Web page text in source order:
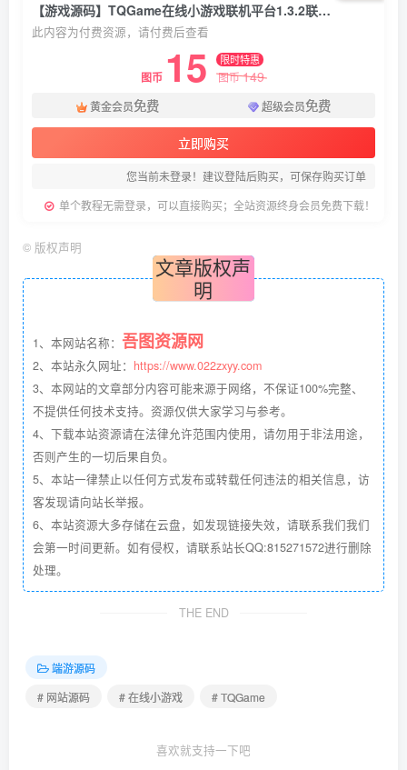
【游戏源码】TQGame在线小游戏联机平台1.3.2联机双人生存游戏 双人游戏联机
此内容为付费资源，请付费后查看
图币 15 限时特惠
图币149
黄金会员免费 超级会员免费
立即购买
您当前未登录！建议登陆后购买，可保存购买订单
单个教程无需登录，可以直接购买；全站资源终身会员免费下载！
© 版权声明
文章版权声
明
1、本网站名称： 吾图资源网
2、本站永久网址： https://www.022zxyy.com
3、本网站的文章部分内容可能来源于网络，不保证100%完整、
不提供任何技术支持。资源仅供大家学习与参考。
4、下载本站资源请在法律允许范围内使用，请勿用于非法用途，
否则产生的一切后果自负。
5、本站一律禁止以任何方式发布或转载任何违法的相关信息，访
客发现请向站长举报。
6、本站资源大多存储在云盘，如发现链接失效，请联系我们我们
会第一时间更新。如有侵权，请联系站长QQ:815271572进行删除
处理。
THE END
端游源码
# 网站源码
# 在线小游戏 # TQGame
喜欢就支持一下吧